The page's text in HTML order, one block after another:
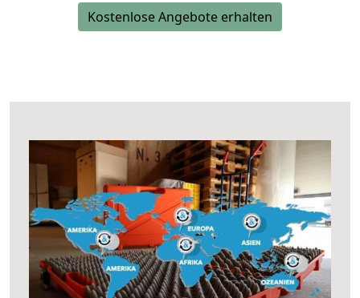
Kostenlose Angebote erhalten